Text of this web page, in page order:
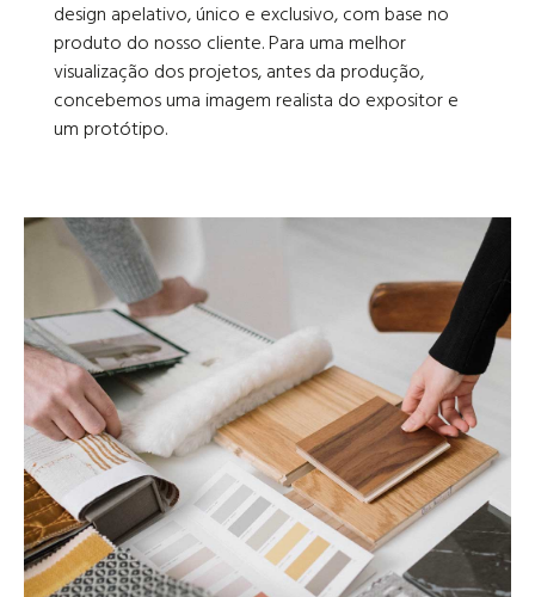
design apelativo, único e exclusivo, com base no
produto do nosso cliente. Para uma melhor
visualização dos projetos, antes da produção,
concebemos uma imagem realista do expositor e
um protótipo.